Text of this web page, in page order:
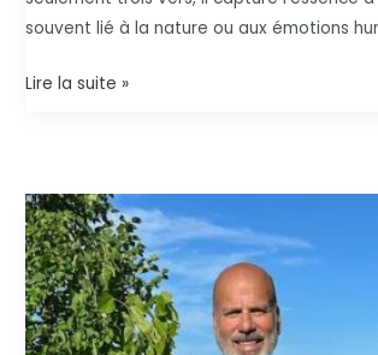
souvent lié à la nature ou aux émotions
Haïku
la
poésie
en
trois
vers
Lire la suite »